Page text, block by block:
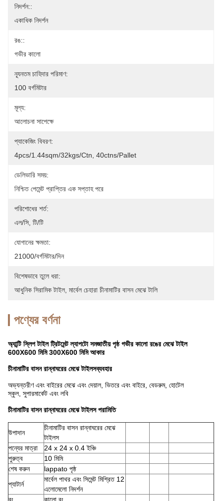
নিদর্শন::
একাধিক নিদর্শন
রঙ::
গভীর কালো
ন্যূনতম চাহিদার পরিমাণ:
100 বর্গমিটার
মূল্য:
আলোচনা সাপেক্ষে
প্যাকেজিং বিবরণ:
4pcs/1.44sqm/32kgs/ctn, 40ctns/pallet
ডেলিভারি সময়:
নিশ্চিত পেমেন্ট প্রাপ্তির এক সপ্তাহ পরে
পরিশোধের শর্ত:
এল/সি, টি/টি
যোগানের ক্ষমতা:
21000/বর্গমিটার/দিন
বিশেষভাবে তুলে ধরা:
আধুনিক সিরামিক টাইল মার্বেল চেহারা চীনামাটির বাসন মেঝে টালি
পণ্যের বর্ণনা
অ্যান্টি স্লিপ টাইল ট্রিটমেন্ট ল্যাপটো সমজাতীয় পৃষ্ঠ গভীর কালো রঙের মেঝে টাইল
600X600 মিমি 300X600 মিমি আকার
চীনামাটির বাসন রান্নাঘরের মেঝে টাইলসব্যবহার
অভ্যন্তরীণ এবং বাইরের মেঝে এবং দেয়াল, ভিতরে এবং বাইরে, বেডরুম, হোটেল
স্কুল, সুপারমার্কেট এবং লবি
চীনামাটির বাসন রান্নাঘরের মেঝে টাইলস পরামিতি
উপাদান
চীনামাটির বাসন রান্নাঘরের মেঝে
টাইলস
পন্যের মাত্রা
24 x 24 x 0.4 ইঞ্চি
পুরুত্ব
10 মিমি
শেষ করুন
lappato পৃষ্ঠ
প্যাটার্ন
মার্বেল পাথর এবং সিমেন্ট মিশ্রিত 12
এলোমেলো নিদর্শন